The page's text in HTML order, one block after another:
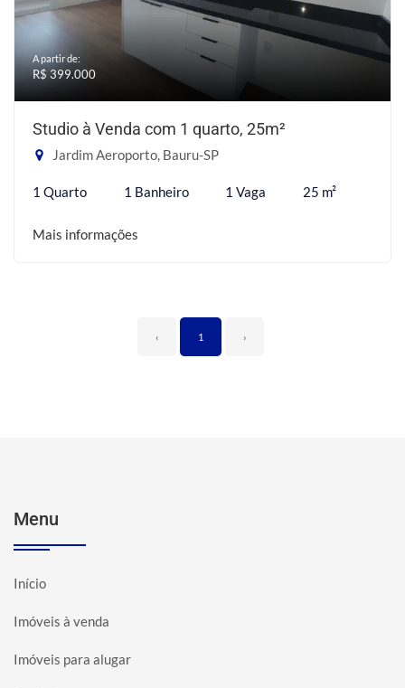
A partir de:
R$ 399.000
Studio à Venda com 1 quarto, 25m²
Jardim Aeroporto, Bauru-SP
1 Quarto 1 Banheiro 1 Vaga 25 m²
Mais informações
‹ 1 ›
Menu
Início
Imóveis à venda
Imóveis para alugar